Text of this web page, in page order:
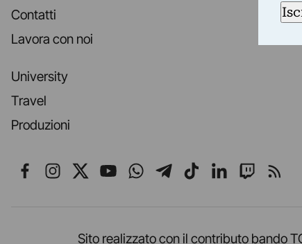
Contatti
Lavora con noi
University
Travel
Produzioni
Seguici su Facebook
Seguici su Instagram
Seguici su X
Seguici su YouTube
Seguici su WhatsApp
Seguici su
Seguici su
Seguici su
Seguici
Sito realizzato con il contributo bando